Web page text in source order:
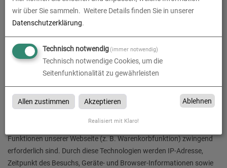
Um den Besuch unserer Webseite attraktiv zu gestalten und die
verschiedenen Seiten Technologien einschließlich sogenannter
Endgerät gespeichert werden. Einige der von uns verwendeten
Cookies werden nach Ende der Browser-Sitzung, also nach
Schließen Ihres Browsers, wieder gelöscht (sog. Sitzungs-Cookies).
uns, Ihren Browser beim nächsten Besuch wiederzuerkennen
Funktionen unserer Webseite (z. B. Warenkorbfunktion) zwingend
erforderlich sind. Durch diese Technologien werden IP-Adresse,
Zeitpunkt des Besuchs, Geräte- und Browser-Informationen sowie
wir über Sie sammeln. Weitere Details finden Sie in unserer
Datenschutzerklärung.
Technisch notwendig(immer notwendig)
Technisch notwendige Cookies, um die
Seitenfunktionalität zu gewährleisten
Allen zustimmen Akzeptieren Ablehnen
Realisiert mit Klaro!